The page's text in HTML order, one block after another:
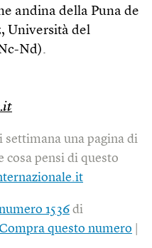
andina della Puna de
Università del
Nd).
una pagina di
cosa pensi di questo
1536 di
questo numero